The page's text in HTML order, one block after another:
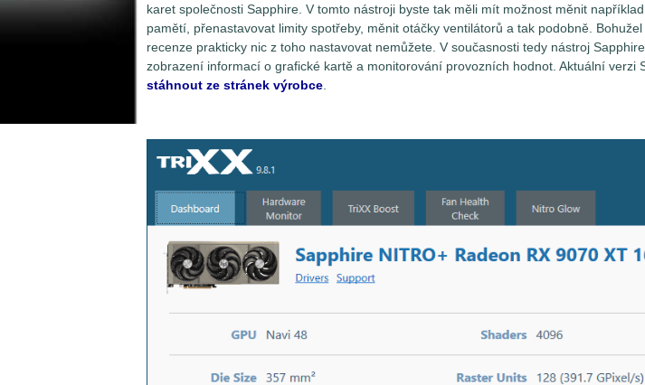
karet společnosti Sapphire. V tomto nástroji byste tak měli mít možnost měnit
pamětí, přenastavovat limity spotřeby, měnit otáčky ventilátorů a tak podobně.
recenze prakticky nic z toho nastavovat nemůžete. V současnosti tedy nástroj
zobrazení informací o grafické kartě a monitorování provozních hodnot. Aktuální verzi
stáhnout ze stránek výrobce